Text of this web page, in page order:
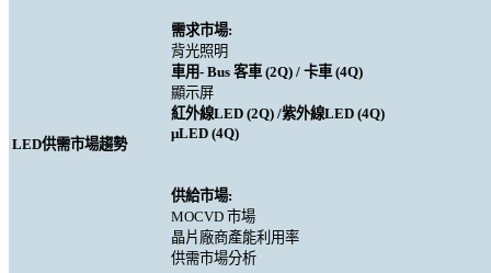
LED供需市場趨勢
需求市場:
背光照明
車用- Bus客車 (2Q) /卡車 (4Q)
顯示屏
紅外線LED (2Q) /紫外線LED (4Q)
μLED (4Q)
供給市場:
MOCVD市場
晶片廠商產能利用率
供需市場分析